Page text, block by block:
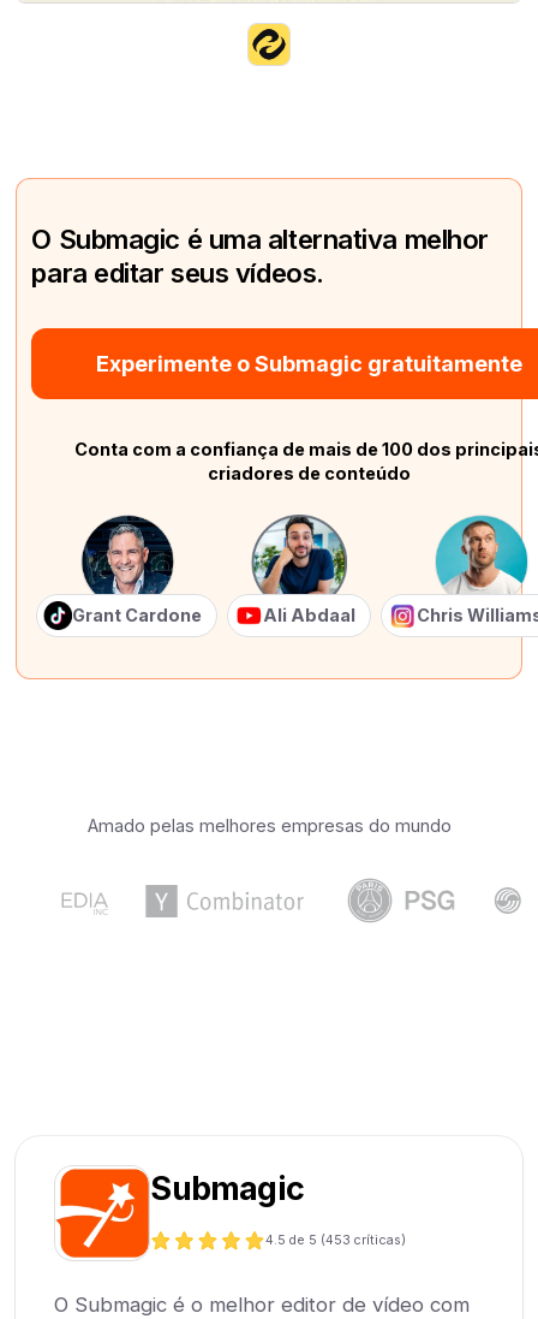
O Submagic é uma alternativa melhor
para editar seus vídeos.
Experimente o Submagic gratuitamente
Conta com a confiança de mais de 100 dos
criadores de conteúdo
Grant Cardone Ali Abdaal Chris
Amado pelas melhores empresas do mundo
Submagic
4.5 de 5 (453 críticas)
O Submagic é o melhor editor de vídeo com